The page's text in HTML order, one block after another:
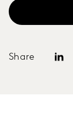
Share